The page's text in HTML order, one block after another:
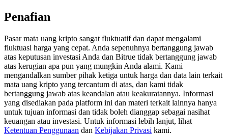
Precious Metals Trading Carnival
Trade Gold & Silver · 33,333 USDT Bonus
USDT New User Exclusive 10% APR
USDT Flexible Staking | Daily Rewards
Penafian
Pasar mata uang kripto sangat fluktuatif dan dapat mengalami
fluktuasi harga yang cepat. Anda sepenuhnya bertanggung jawab
atas keputusan investasi Anda dan Bitrue tidak bertanggung jawab
atas kerugian apa pun yang mungkin Anda alami. Kami
mengandalkan sumber pihak ketiga untuk harga dan data lain terkait
mata uang kripto yang tercantum di atas, dan kami tidak
bertanggung jawab atas keandalan atau keakuratannya. Informasi
yang disediakan pada platform ini dan materi terkait lainnya hanya
untuk tujuan informasi dan tidak boleh dianggap sebagai nasihat
keuangan atau investasi. Untuk informasi lebih lanjut, lihat
Ketentuan Penggunaan dan Kebijakan Privasi kami.